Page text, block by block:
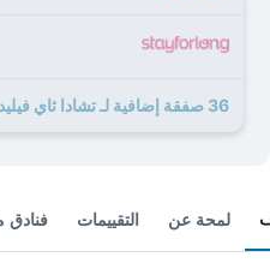
36 صفقة إضافية لـ تشادا ثاي فيليدج
لمحة عن التقييمات فنادق